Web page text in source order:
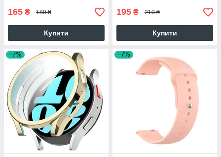
165 ₴ 180 ₴
Купити
195 ₴ 210 ₴
Купити
–7% –7%